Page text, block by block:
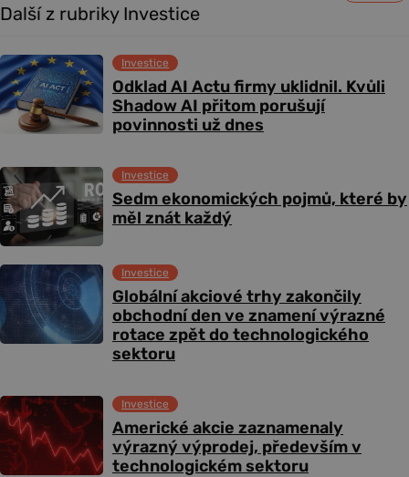
Další z rubriky Investice
Odklad AI Actu firmy uklidnil. Kvůli
Shadow AI přitom porušují
povinnosti už dnes
Investice
Sedm ekonomických pojmů, které by
měl znát každý
Investice
Globální akciové trhy zakončily
obchodní den ve znamení výrazné
rotace zpět do technologického
sektoru
Investice
Americké akcie zaznamenaly
výrazný výprodej, především v
technologickém sektoru
Investice